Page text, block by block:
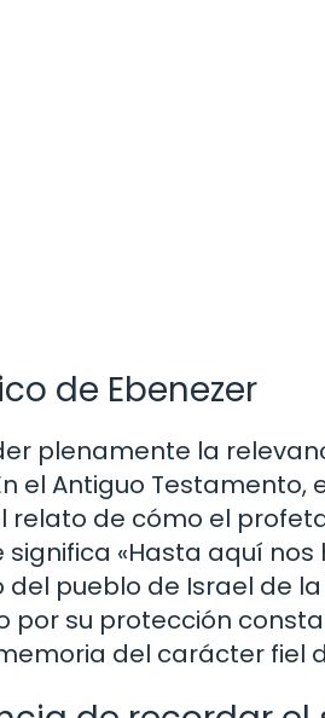
de Ebenezer
plenamente la
el Antiguo
relato de cómo el
significa «Hasta aquí
pueblo de Israel de
su protección
del carácter fiel